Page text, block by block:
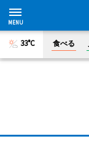
33°C 食べる